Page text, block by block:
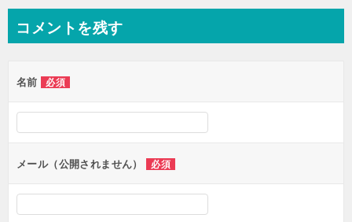
コメントを残す
名前 必須
メール（公開されません） 必須